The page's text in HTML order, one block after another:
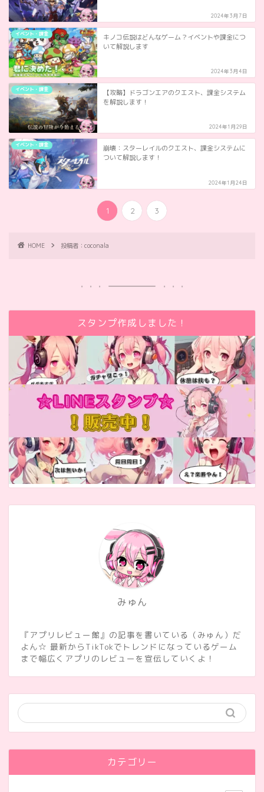
2024年3月7日
イベント・課金
キノコ伝説はどんなゲーム？イベントや課金につ
いて解説します
2024年3月4日
イベント・課金
【攻略】ドラゴンエアのクエスト、課金システム
を解説します！
2024年1月29日
イベント・課金
崩壊：スターレイルのクエスト、課金システムに
ついて解説します！
2024年1月24日
1 2 3
HOME 投稿者：coconala
スタンプ作成しました！
みゅん
『アプリレビュー館』の記事を書いている（みゅん）だ
よん☆ 最新からTikTokでトレンドになっているゲーム
まで幅広くアプリのレビューを宣伝していくよ！
カテゴリー